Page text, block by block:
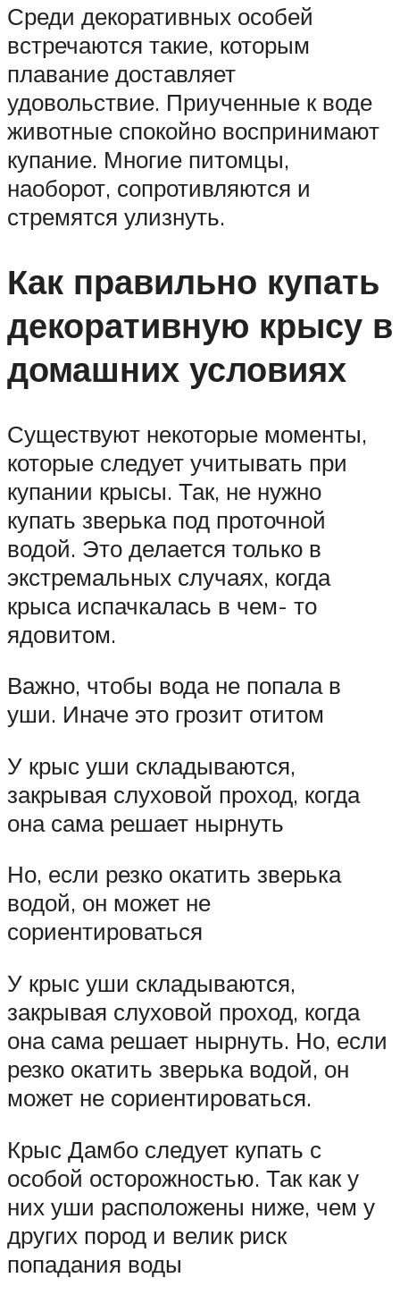
Среди декоративных особей
встречаются такие, которым
плавание доставляет
удовольствие. Приученные к воде
животные спокойно воспринимают
купание. Многие питомцы,
наоборот, сопротивляются и
стремятся улизнуть.
Как правильно купать
декоративную крысу в
домашних условиях
Существуют некоторые моменты,
которые следует учитывать при
купании крысы. Так, не нужно
купать зверька под проточной
водой. Это делается только в
экстремальных случаях, когда
крыса испачкалась в чем- то
ядовитом.
Важно, чтобы вода не попала в
уши. Иначе это грозит отитом
У крыс уши складываются,
закрывая слуховой проход, когда
она сама решает нырнуть
Но, если резко окатить зверька
водой, он может не
сориентироваться
У крыс уши складываются,
закрывая слуховой проход, когда
она сама решает нырнуть. Но, если
резко окатить зверька водой, он
может не сориентироваться.
Крыс Дамбо следует купать с
особой осторожностью. Так как у
них уши расположены ниже, чем у
других пород и велик риск
попадания воды